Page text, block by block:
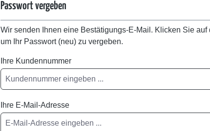
Passwort vergeben
Wir senden Ihnen eine Bestätigungs-E-Mail. Klicken Sie
um Ihr Passwort (neu) zu vergeben.
Ihre Kundennummer
Ihre E-Mail-Adresse